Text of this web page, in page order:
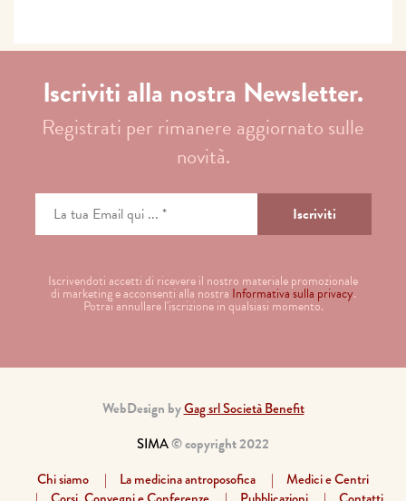
Iscriviti alla nostra Newsletter.
Registrati per rimanere aggiornato sulle
novità.
Iscrivendoti accetti di ricevere il nostro materiale promozionale
di marketing e acconsenti alla nostra Informativa sulla privacy.
Potrai annullare l'iscrizione in qualsiasi momento.
WebDesign byGag srl Società Benefit
SIMA© copyright 2022
Chi siamo
La medicina antroposofica
Medici e Centri